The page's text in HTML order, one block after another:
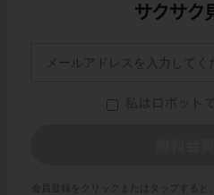
会員登録をクリックまたはタップすると、